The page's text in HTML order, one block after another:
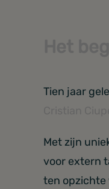
Tien jaar
Met zijn
voor extern
ten opzichte